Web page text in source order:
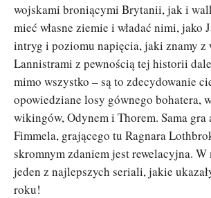
wojskami broniącymi Brytanii, jak i
mieć własne ziemie i władać nimi, jako
intryg i poziomu napięcia, jaki znamy z
Lannistrami z pewnością tej historii
mimo wszystko – są to zdecydowanie
opowiedziane losy gównego bohatera,
wikingów, Odynem i Thorem. Sama gra
Fimmela, grającego tu Ragnara
skromnym zdaniem jest rewelacyjna.
jeden z najlepszych seriali, jakie
roku!